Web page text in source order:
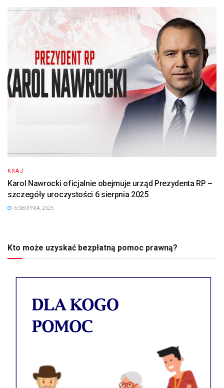
KRAJ
Karol Nawrocki oficjalnie obejmuje urząd Prezydenta RP –
szczegóły uroczystości 6 sierpnia 2025
6 SIERPNIA, 2025
Kto może uzyskać bezpłatną pomoc prawną?